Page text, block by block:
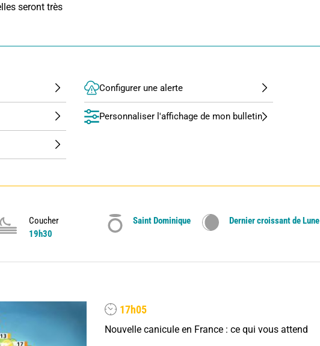
seront très
Configurer une alerte
Personnaliser l'affichage de mon bulletin
Coucher
19h30
Saint Dominique Dernier croissant de Lune
17h05
Nouvelle canicule en France : ce qui vous attend